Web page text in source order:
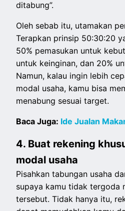
ditabung”.
Oleh sebab itu, utamakan
Terapkan prinsip 50:30:20
50% pemasukan untuk
untuk keinginan, dan 20%
Namun, kalau ingin lebih
modal usaha, kamu bisa
menabung sesuai target.
Baca Juga: Ide Jualan
4. Buat rekening
modal usaha
Pisahkan tabungan usaha
supaya kamu tidak tergoda
tersebut. Tidak hanya itu,